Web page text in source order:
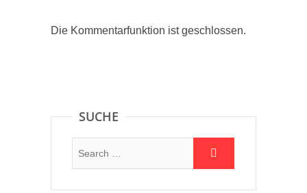
Die Kommentarfunktion ist geschlossen.
SUCHE